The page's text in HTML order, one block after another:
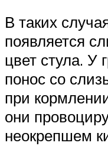
В таких
появляется
цвет стула. У
понос со
при
они
неокрепшем